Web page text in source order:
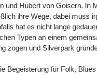
und Hubert von Goisern. In
ihre Wege, dabei muss
hat es nicht lange
Typen an einem
zogen und Silverpark
Begeisterung für Folk,